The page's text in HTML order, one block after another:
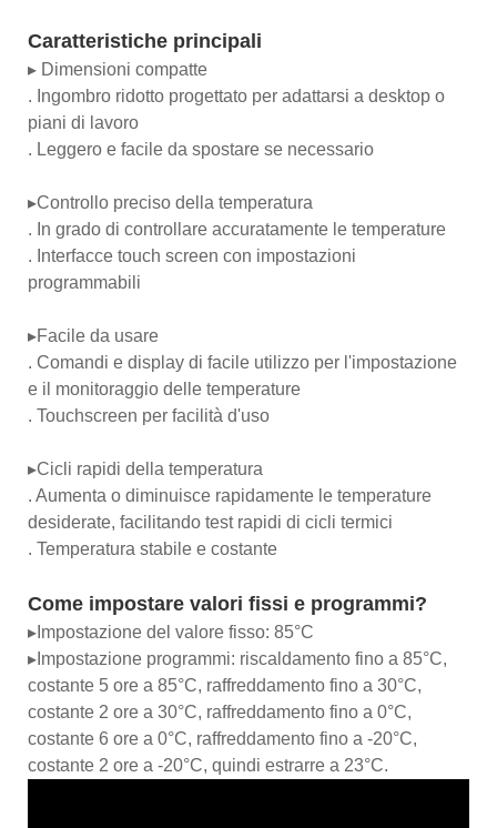
Caratteristiche principali
▸ Dimensioni compatte
. Ingombro ridotto progettato per adattarsi a desktop o
piani di lavoro
. Leggero e facile da spostare se necessario
▸Controllo preciso della temperatura
. In grado di controllare accuratamente le temperature
. Interfacce touch screen con impostazioni
programmabili
▸Facile da usare
. Comandi e display di facile utilizzo per l'impostazione
e il monitoraggio delle temperature
. Touchscreen per facilità d'uso
▸Cicli rapidi della temperatura
. Aumenta o diminuisce rapidamente le temperature
desiderate, facilitando test rapidi di cicli termici
. Temperatura stabile e costante
Come impostare valori fissi e programmi?
▸Impostazione del valore fisso: 85°C
▸Impostazione programmi: riscaldamento fino a 85°C,
costante 5 ore a 85°C, raffreddamento fino a 30°C,
costante 2 ore a 30°C, raffreddamento fino a 0°C,
costante 6 ore a 0°C, raffreddamento fino a -20°C,
costante 2 ore a -20°C, quindi estrarre a 23°C.